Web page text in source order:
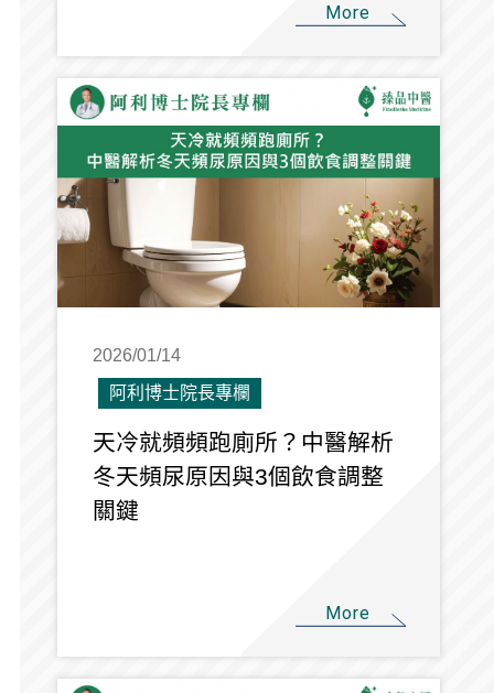
More
2026/01/14
阿利博士院長專欄
天冷就頻頻跑廁所？中醫解析
冬天頻尿原因與3個飲食調整
關鍵
More